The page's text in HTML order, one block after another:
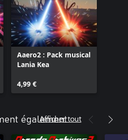
Aaero2 : Pack musical
Lania Kea
4,99 €
également
Afficher tout